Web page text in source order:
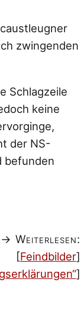
zwingenden
Schlagzeile
keine
der NS-
befunden
→ Weiterlesen:
[Feindbilder]
]